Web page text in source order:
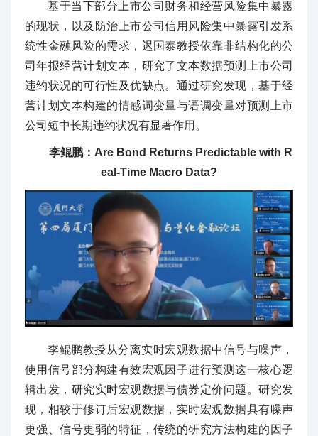
基于当下部分上市公司财务和经营风险集中暴露
的现状，以及防治上市公司信用风险集中暴露引发系
统性金融风险的需求，迟国泰教授依靠非结构化的公
司年报经营计划文本，研究了文本数据预测上市公司
违约状况的可行性及优缺点。通过研究发现，基于经
营计划文本构建的情感词变量与语调变量对预测上市
公司短中长期违约状况有显著作用。
李鲲鹏：Are Bond Returns Predictable with R
eal-Time Macro Data?
李鲲鹏教授从分离实时宏观数据中信号与噪声，
使用信号部分构建有效宏观因子进行预测这一核心逻
辑出发，研究实时宏观数据与债券定价问题。研究发
现，相较于修订后宏观数据，实时宏观数据具有噪声
更强、信号更弱的特征，传统的研究方法构建的因子